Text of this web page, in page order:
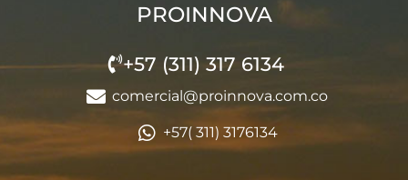
PROINNOVA
+57 (311) 317 6134
comercial@proinnova.com.co
+57( 311) 3176134